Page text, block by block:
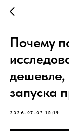
Почему
дешевле,
запуска
2026-07-07 15:19